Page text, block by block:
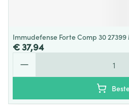
Immudefense Forte Comp 30
€ 37,94